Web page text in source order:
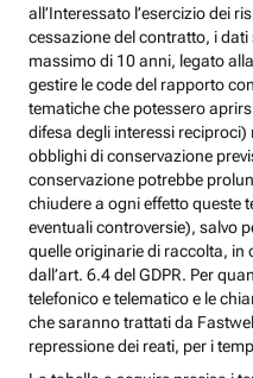
all’Interessato l’esercizio dei
cessazione del contratto, i
massimo di 10 anni, legato
gestire le code del rapporto
tematiche che potessero
difesa degli interessi
obblighi di conservazione
conservazione potrebbe
chiudere a ogni effetto queste
eventuali controversie), salvo
quelle originarie di raccolta,
dall’art. 6.4 del GDPR. Per
telefonico e telematico e le
che saranno trattati da
repressione dei reati, per i